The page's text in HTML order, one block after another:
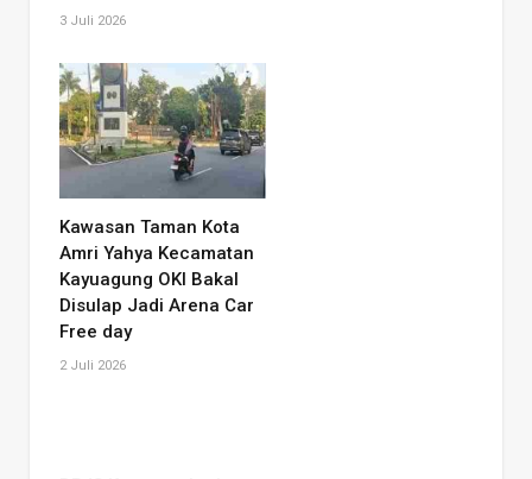
3 Juli 2026
Kawasan Taman Kota
Amri Yahya Kecamatan
Kayuagung OKI Bakal
Disulap Jadi Arena Car
Free day
2 Juli 2026